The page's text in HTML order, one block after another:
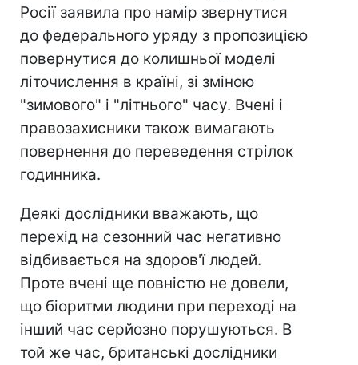
Росії заявила про намір звернутися
до федерального уряду з пропозицією
повернутися до колишньої моделі
літочислення в країні, зі зміною
"зимового" і "літнього" часу. Вчені і
правозахисники також вимагають
повернення до переведення стрілок
годинника.
Деякі дослідники вважають, що
перехід на сезонний час негативно
відбивається на здоров'ї людей.
Проте вчені ще повністю не довели,
що біоритми людини при переході на
інший час серйозно порушуються. В
той же час, британські дослідники